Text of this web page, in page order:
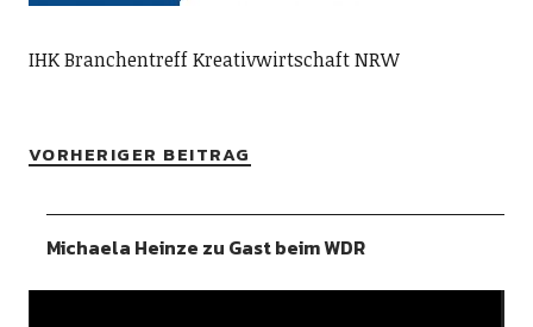
IHK Branchentreff Kreativwirtschaft NRW
VORHERIGER BEITRAG
Michaela Heinze zu Gast beim WDR